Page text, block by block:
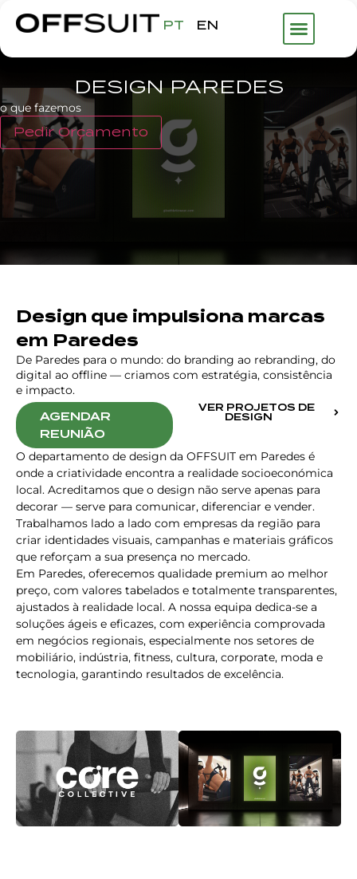
PT EN
DESIGN PAREDES
o que fazemos
Pedir Orçamento
Design que impulsiona marcas
em Paredes
De Paredes para o mundo: do branding ao rebranding, do
digital ao offline — criamos com estratégia, consistência
e impacto.
AGENDAR
REUNIÃO
VER PROJETOS DE
DESIGN
O departamento de design da OFFSUIT em Paredes é
onde a criatividade encontra a realidade socioeconómica
local. Acreditamos que o design não serve apenas para
decorar — serve para comunicar, diferenciar e vender.
Trabalhamos lado a lado com empresas da região para
criar identidades visuais, campanhas e materiais gráficos
que reforçam a sua presença no mercado.
Em Paredes, oferecemos qualidade premium ao melhor
preço, com valores tabelados e totalmente transparentes,
ajustados à realidade local. A nossa equipa dedica-se a
soluções ágeis e eficazes, com experiência comprovada
em negócios regionais, especialmente nos setores de
mobiliário, indústria, fitness, cultura, corporate, moda e
tecnologia, garantindo resultados de excelência.